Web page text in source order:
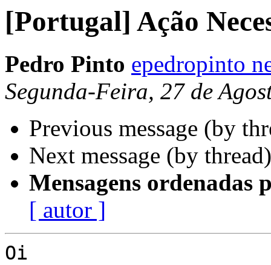
[Portugal] Ação
Pedro Pinto epedropinto
Segunda-Feira, 27 de
Previous message (by
Next message (by
Mensagens ordenadas
[ autor ]
Oi